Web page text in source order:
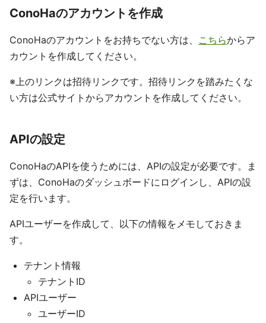
ConoHaのアカウントを作成
ConoHaのアカウントをお持ちでない方は、 こちらからア
カウントを作成してください。
※上のリンクは招待リンクです。招待リンクを踏みたくな
い方は公式サイトからアカウントを作成してください。
APIの設定
ConoHaのAPIを使うためには、APIの設定が必要です。ま
ずは、ConoHaのダッシュボードにログインし、APIの設
定を行います。
APIユーザーを作成して、以下の情報をメモしておきま
す。
テナント情報
テナントID
APIユーザー
ユーザーID